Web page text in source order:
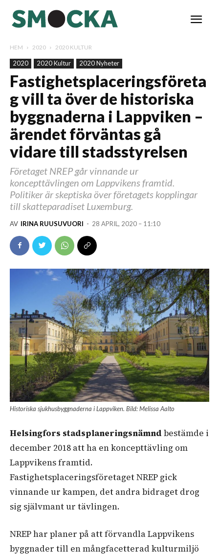
HEM 2020 2020 KULTUR
2020 2020 Kultur 2020 Nyheter
Fastighetsplaceringsföreta
g vill ta över de historiska
byggnaderna i Lappviken –
ärendet förväntas gå
vidare till stadsstyrelsen
Företaget NREP går vinnande ur
koncepttävlingen om Lappvikens framtid.
Politiker är skeptiska över företagets kopplingar
till skatteparadiset Luxemburg.
AV IRINA RUUSUVUORI - 28 APRIL, 2020 – 11:10
Historiska sjukhusbyggnaderna i Lappviken. Bild: Melissa Aalto
Helsingfors stadsplaneringsnämnd bestämde i
december 2018 att ha en koncepttävling om
Lappvikens framtid.
Fastighetsplaceringsföretaget NREP gick
vinnande ur kampen, det andra bidraget drog
sig självmant ur tävlingen.
NREP har planer på att förvandla Lappvikens
byggnader till en mångfacetterad kulturmiljö